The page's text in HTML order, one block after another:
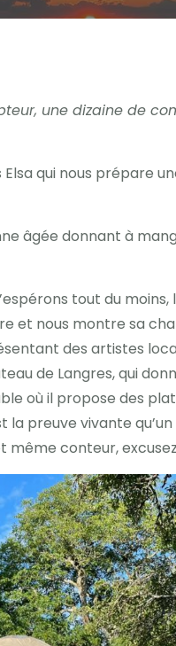
une dizaine de
qui nous prépare
âgée donnant à
tout du
nous montre sa
des artistes
de Langres, qui
où il propose des
la preuve vivante
conteur,